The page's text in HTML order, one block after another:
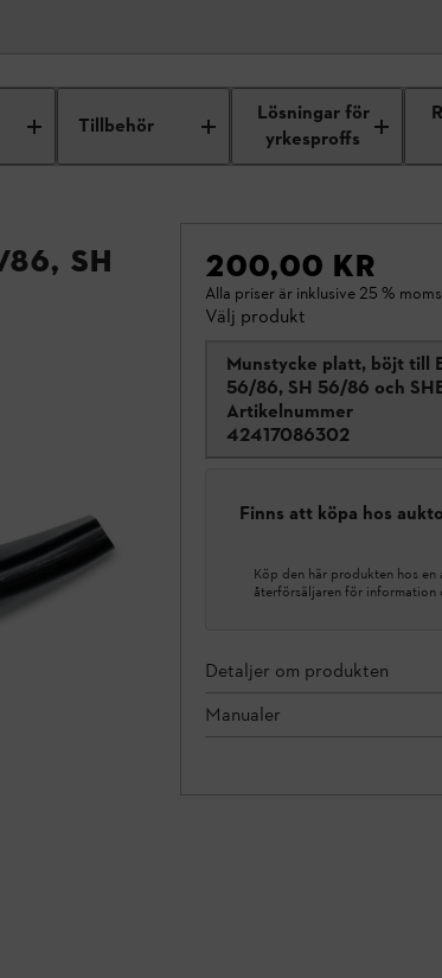
Tillbehör
Lösningar för
yrkesproffs
SH
200,00 KR
Alla priser är inklusive 25 %
Välj produkt
Munstycke platt, böjt till
56/86, SH 56/86 och
Artikelnummer
42417086302
Finns att köpa hos
Köp den här produkten hos
återförsäljaren för information
Detaljer om produkten
Manualer